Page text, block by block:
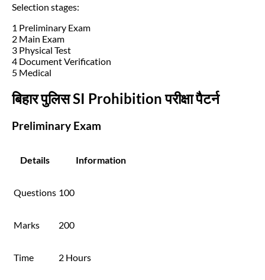
Selection stages:
1 Preliminary Exam
2 Main Exam
3 Physical Test
4 Document Verification
5 Medical
बिहार पुलिस SI Prohibition परीक्षा पैटर्न
Preliminary Exam
Details Information
Questions 100
Marks 200
Time 2 Hours